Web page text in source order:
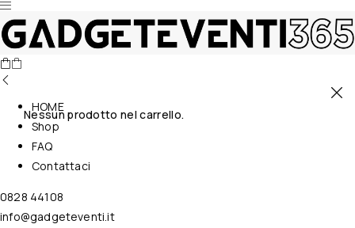
Nessun prodotto nel carrello.
HOME
Shop
FAQ
Contattaci
0828 44108
info@gadgeteventi.it